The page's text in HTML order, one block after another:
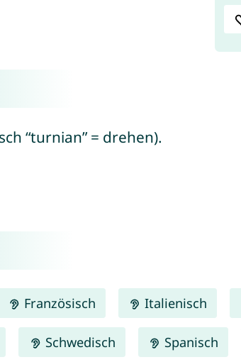
“turnian” = drehen).
Französisch Italienisch
Schwedisch Spanisch